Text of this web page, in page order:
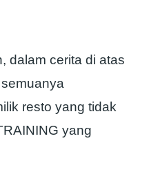
dalam cerita di atas
resto yang tidak
yang